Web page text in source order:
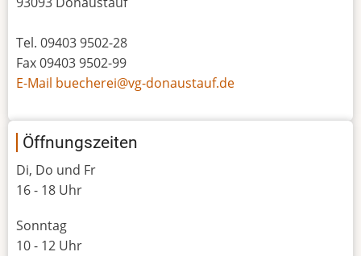
Tel. 09403 9502-28
Fax 09403 9502-99
E-Mail buecherei@vg-donaustauf.de
Öffnungszeiten
Di, Do und Fr
16 - 18 Uhr
Sonntag
10 - 12 Uhr